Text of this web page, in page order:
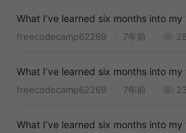
What I’ve learned six months into
software engineer
freecodecamp62269 7年前
What I’ve learned six months into
software engineer
freecodecamp62269 7年前
What I’ve learned six months into